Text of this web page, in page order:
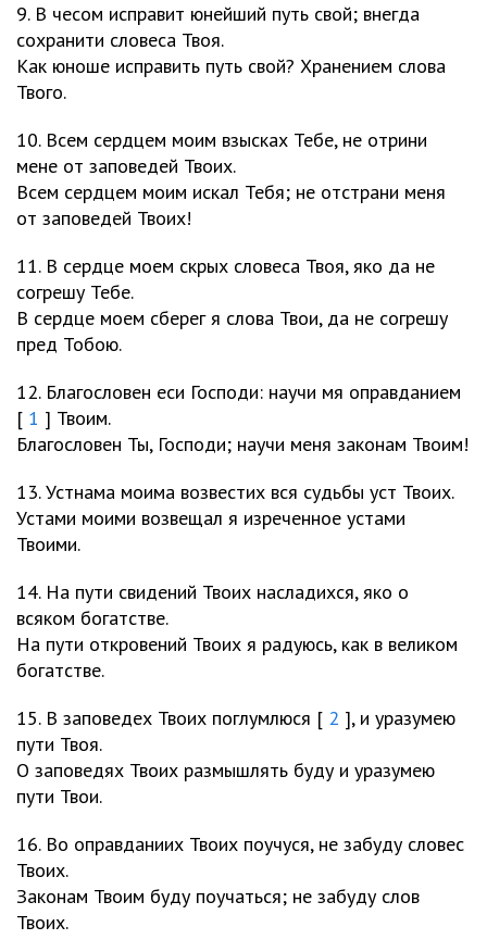
9. В чесом исправит юнейший путь свой; внегда
сохранити словеса Твоя.
Как юноше исправить путь свой? Хранением слова
Твого.
10. Всем сердцем моим взысках Тебе, не отрини
мене от заповедей Твоих.
Всем сердцем моим искал Тебя; не отстрани меня
от заповедей Твоих!
11. В сердце моем скрых словеса Твоя, яко да не
согрешу Тебе.
В сердце моем сберег я слова Твои, да не согрешу
пред Тобою.
12. Благословен еси Господи: научи мя оправданием
[ 1 ] Твоим.
Благословен Ты, Господи; научи меня законам Твоим!
13. Устнама моима возвестих вся судьбы уст Твоих.
Устами моими возвещал я изреченное устами
Твоими.
14. На пути свидений Твоих насладихся, яко о
всяком богатстве.
На пути откровений Твоих я радуюсь, как в великом
богатстве.
15. В заповедех Твоих поглумлюся [ 2 ], и уразумею
пути Твоя.
О заповедях Твоих размышлять буду и уразумею
пути Твои.
16. Во оправданиих Твоих поучуся, не забуду словес
Твоих.
Законам Твоим буду поучаться; не забуду слов
Твоих.